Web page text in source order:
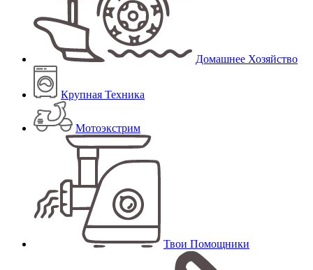
Домашнее Хозяйство
Крупная Техника
Мотоэкстрим
Твои Помощники